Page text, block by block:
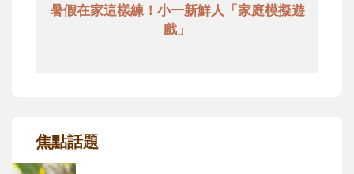
暑假在家這樣練！小一新鮮人「家庭模擬遊
戲」
焦點話題